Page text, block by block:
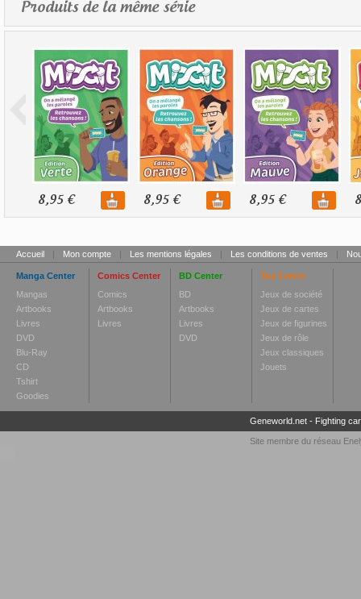
Produits de la même série
8,95 € 8,95 € 8,95 €
Accueil | Mon compte | Les mentions légales | Les conditions de ventes |
Manga Center
Mangas
Artbooks
Livres
DVD
Blu-Ray
CD
Tshirt
Goodies
Comics Center
Comics
Artbooks
Livres
BD Center
BD
Artbooks
Livres
DVD
Toy Center
Jeux de société
Jeux de cartes
Jeux de figurines
Jeux de rôle
Jeux classiques
Jouets
Geneworld.net- Fighting
Site membre du réseau